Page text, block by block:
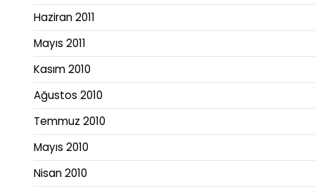
Haziran 2011
Mayıs 2011
Kasım 2010
Ağustos 2010
Temmuz 2010
Mayıs 2010
Nisan 2010